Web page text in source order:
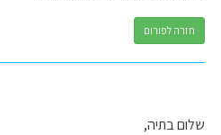
חזרה לפורום
שלום בתיה,